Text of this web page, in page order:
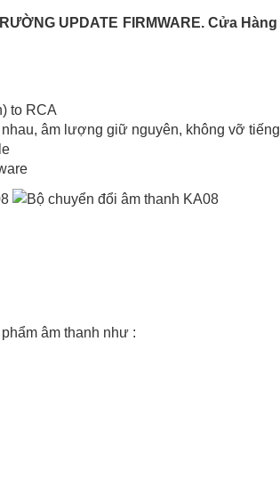
UPDATE FIRMWARE. Cửa
to RCA
âm lượng giữ nguyên, không vỡ
âm thanh như :